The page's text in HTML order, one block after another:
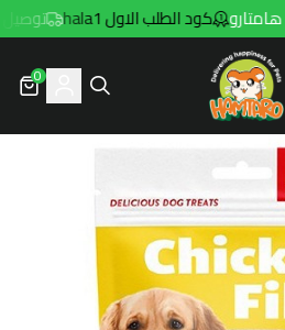
كود الطلب الاول hala1 توصيل مجاني
Hamtaro
0